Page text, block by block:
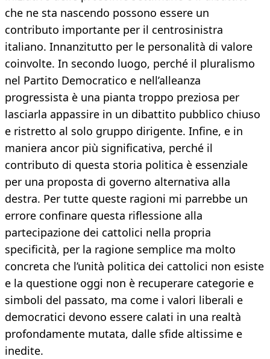
che ne sta nascendo possono essere un
contributo importante per il centrosinistra
italiano. Innanzitutto per le personalità di valore
coinvolte. In secondo luogo, perché il pluralismo
nel Partito Democratico e nell’alleanza
progressista è una pianta troppo preziosa per
lasciarla appassire in un dibattito pubblico chiuso
e ristretto al solo gruppo dirigente. Infine, e in
maniera ancor più significativa, perché il
contributo di questa storia politica è essenziale
per una proposta di governo alternativa alla
destra. Per tutte queste ragioni mi parrebbe un
errore confinare questa riflessione alla
partecipazione dei cattolici nella propria
specificità, per la ragione semplice ma molto
concreta che l’unità politica dei cattolici non esiste
e la questione oggi non è recuperare categorie e
simboli del passato, ma come i valori liberali e
democratici devono essere calati in una realtà
profondamente mutata, dalle sfide altissime e
inedite.